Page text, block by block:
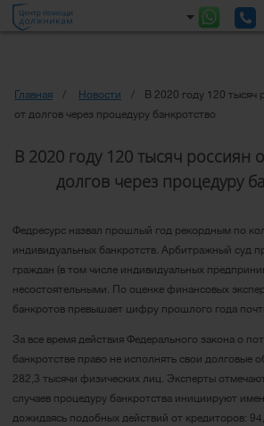
Главная Новости
В 2020 году 120 тысяч
от долгов через процедуру банкротство
В 2020 году 120 тысяч россиян
долгов через процедуру
Федресурс назвал прошлый год рекордным по
индивидуальных банкротств. Арбитражный суд
граждан (в том числе индивидуальных
несостоятельными. По оценке финансовых
банкротов превышает цифру прошлого года
За все время действия Федерального закона о
банкротстве право не исполнять свои долговые
282,3 тысячи физических лиц. Эксперты
случаев процедуру банкротства инициируют
дожидаясь подобных действий от кредиторов: